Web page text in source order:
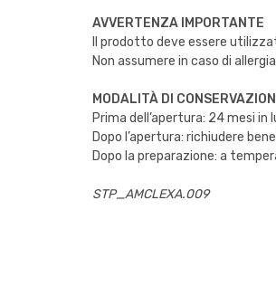
AVVERTENZA IMPORTANTE
Il prodotto deve essere
Non assumere in caso di
MODALITÀ DI
Prima dell’apertura: 24 mesi
Dopo l’apertura: richiudere
Dopo la preparazione: a
STP_AMCLEXA.009